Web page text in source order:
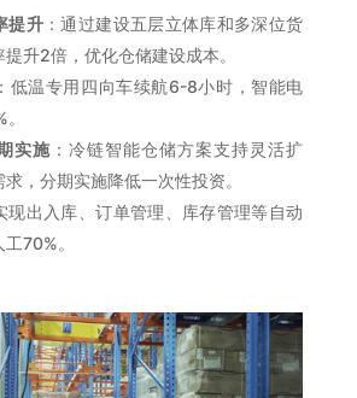
提升 ：通过建设五层立体库和多深位货
升2倍，优化仓储建设成本。
：低温专用四向车续航6-8小时，智能电
实施：冷链智能仓储方案支持灵活扩
，分期实施降低一次性投资。
现出入库、订单管理、库存管理等自动
70%。